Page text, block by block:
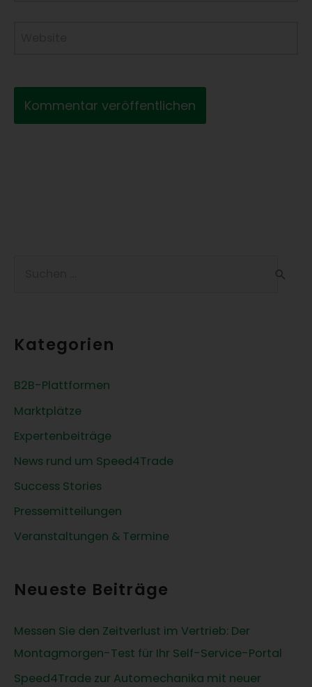
e
n
a
c
h
:
Kategorien
B2B-Plattformen
Marktplätze
Expertenbeiträge
News rund um Speed4Trade
Success Stories
Pressemitteilungen
Veranstaltungen & Termine
Neueste Beiträge
Messen Sie den Zeitverlust im Vertrieb: Der
Montagmorgen-Test für Ihr Self-Service-Portal
Speed4Trade zur Automechanika mit neuer